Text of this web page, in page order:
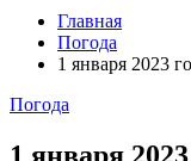
Главная
Погода
1 января 2023
Погода